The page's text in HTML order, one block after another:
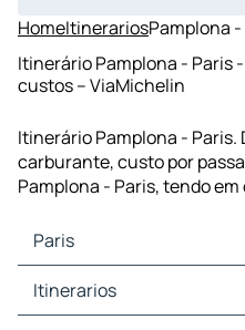
HomeItinerariosPamplona
Itinerário Pamplona - Paris
custos – ViaMichelin
Itinerário Pamplona -
carburante, custo por
Pamplona - Paris, tendo
Paris
Paris Mapas Plantas
Paris Trafego
Itinerarios